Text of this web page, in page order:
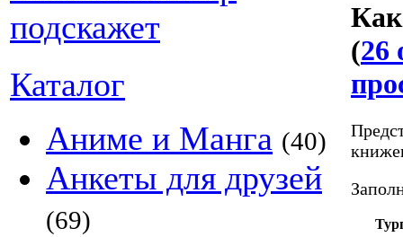
Каталог
Аниме и Манга (40)
Анкеты для друзей
(69)
(26